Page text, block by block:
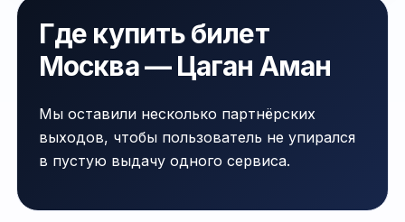
Где купить билет
Москва — Цаган Аман
Мы оставили несколько партнёрских
выходов, чтобы пользователь не упирался
в пустую выдачу одного сервиса.